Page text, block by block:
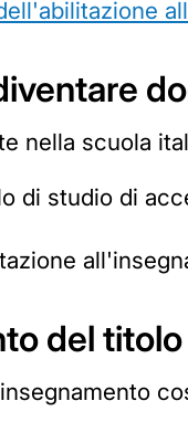
nella scuola
di studio di
del